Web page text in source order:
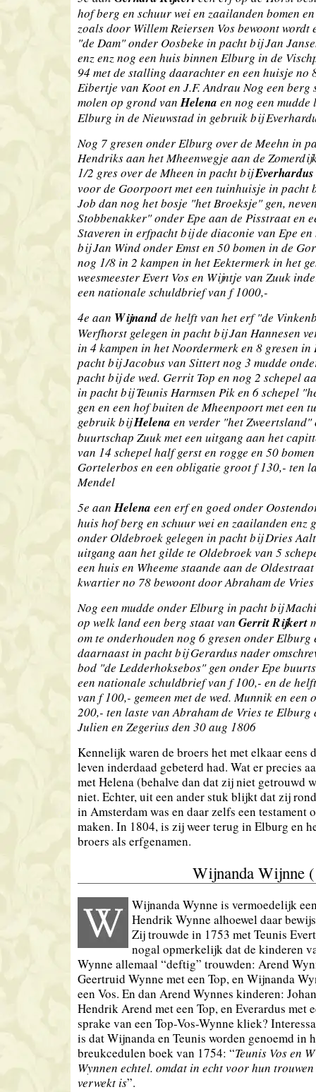
hof berg en schuur wei en zaailanden bomen
zoals door Willem Reiersen Vos bewoont wordt
"de Dam" onder Oosbeke in pacht bij Jan
enz enz nog een huis binnen Elburg in de
94 met de stalling daarachter en een huisje no
Eibertje van Koot en J.F. Andrau Nog een berg
molen op grond van Helena en nog een
Elburg in de Nieuwstad in gebruik bij
Nog 7 gresen onder Elburg over de Meehn in
Hendriks aan het Mheenwegje aan de
1/2 gres over de Mheen in pacht bijEverhardus
voor de Goorpoort met een tuinhuisje in pacht
Job dan nog het bosje "het Broeksje" gen,
Stobbenakker" onder Epe aan de Pisstraat en
Staveren in erfpacht bij de diaconie van Epe en
bij Jan Wind onder Emst en 50 bomen in de
nog 1/8 in 2 kampen in het Eektermerk in het
weesmeester Evert Vos en Wijntje van Zuuk
een nationale schuldbrief van f 1000,-
4e aan Wijnandde helft van het erf "de
Werfhorst gelegen in pacht bij Jan Hannesen
in 4 kampen in het Noordermerk en 8 gresen in
pacht bij Jacobus van Sittert nog 3 mudde
pacht bij de wed. Gerrit Top en nog 2 schepel
in pacht bij Teunis Harmsen Pik en 6 schepel
gen en een hof buiten de Mheenpoort met een
gebruik bijHelena en verder "het Zweertsland"
buurtschap Zuuk met een uitgang aan het
van 14 schepel half gerst en rogge en 50
Gortelerbos en een obligatie groot f 130,- ten
Mendel
5e aanHelena een erf en goed onder
huis hof berg en schuur wei en zaailanden enz
onder Oldebroek gelegen in pacht bij Dries
uitgang aan het gilde te Oldebroek van 5
een huis en Wheeme staande aan de
kwartier no 78 bewoont door Abraham de Vries
Nog een mudde onder Elburg in pacht bij
op welk land een berg staat van Gerrit Rijkert
om te onderhouden nog 6 gresen onder Elburg
daarnaast in pacht bij Gerardus nader
bod "de Ledderhoksebos" gen onder Epe
een nationale schuldbrief van f 100,- en de
van f 100,- gemeen met de wed. Munnik en
200,- ten laste van Abraham de Vries te Elburg
Julien en Zegerius den 30 aug 1806
Kennelijk waren de broers het met elkaar eens
leven inderdaad gebeterd had. Wat er precies
met Helena (behalve dan dat zij niet getrouwd
niet. Echter, uit een ander stuk blijkt dat zij
in Amsterdam was en daar zelfs een testament
maken. In 1804, is zij weer terug in Elburg en
broers als erfgenamen.
Wijnanda Wijnne
Wijnanda Wynne is vermoedelijk
Hendrik Wynne alhoewel daar
Zij trouwde in 1753 met Teunis
nogal opmerkelijk dat de kinderen
Wynne allemaal “deftig” trouwden: Arend
Geertruid Wynne met een Top, en Wijnanda
een Vos. En dan Arend Wynnes kinderen:
Hendrik Arend met een Top, en Everardus met
sprake van een Top-Vos-Wynne kliek?
is dat Wijnanda en Teunis worden genoemd in
breukcedulen boek van 1754: “Teunis Vos en
Wynnen echtel. omdat in echt voor hun
verwekt is”.